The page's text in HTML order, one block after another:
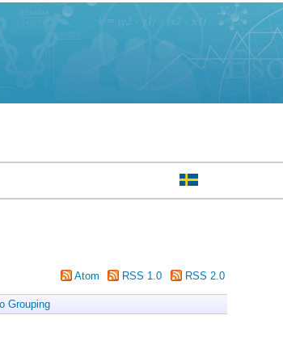
Atom RSS 1.0 RSS 2.0
Grouping